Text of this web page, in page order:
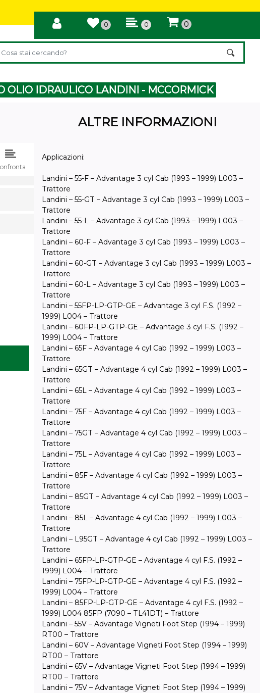
0 0 0
modifica di un filtro aggiorna automaticamente gli altri filtri disponibili.
OLIO IDRAULICO LANDINI - MCCORMICK
ALTRE INFORMAZIONI
Applicazioni:
Landini – 55-F – Advantage 3 cyl Cab (1993 – 1999) L003 –
Trattore
Landini – 55-GT – Advantage 3 cyl Cab (1993 – 1999) L003 –
Trattore
Landini – 55-L – Advantage 3 cyl Cab (1993 – 1999) L003 –
Trattore
Landini – 60-F – Advantage 3 cyl Cab (1993 – 1999) L003 –
Trattore
Landini – 60-GT – Advantage 3 cyl Cab (1993 – 1999) L003 –
Trattore
Landini – 60-L – Advantage 3 cyl Cab (1993 – 1999) L003 –
Trattore
Landini – 55FP-LP-GTP-GE – Advantage 3 cyl F.S. (1992 –
1999) L004 – Trattore
Landini – 60FP-LP-GTP-GE – Advantage 3 cyl F.S. (1992 –
1999) L004 – Trattore
Landini – 65F – Advantage 4 cyl Cab (1992 – 1999) L003 –
Trattore
Landini – 65GT – Advantage 4 cyl Cab (1992 – 1999) L003 –
Trattore
Landini – 65L – Advantage 4 cyl Cab (1992 – 1999) L003 –
Trattore
Landini – 75F – Advantage 4 cyl Cab (1992 – 1999) L003 –
Trattore
Landini – 75GT – Advantage 4 cyl Cab (1992 – 1999) L003 –
Trattore
Landini – 75L – Advantage 4 cyl Cab (1992 – 1999) L003 –
Trattore
Landini – 85F – Advantage 4 cyl Cab (1992 – 1999) L003 –
Trattore
Landini – 85GT – Advantage 4 cyl Cab (1992 – 1999) L003 –
Trattore
Landini – 85L – Advantage 4 cyl Cab (1992 – 1999) L003 –
Trattore
Landini – L95GT – Advantage 4 cyl Cab (1992 – 1999) L003 –
Trattore
Landini – 65FP-LP-GTP-GE – Advantage 4 cyl F.S. (1992 –
1999) L004 – Trattore
Landini – 75FP-LP-GTP-GE – Advantage 4 cyl F.S. (1992 –
1999) L004 – Trattore
Landini – 85FP-LP-GTP-GE – Advantage 4 cyl F.S. (1992 –
1999) L004 85FP (7090 – TL41DT) – Trattore
Landini – 55V – Advantage Vigneti Foot Step (1994 – 1999)
RT00 – Trattore
Landini – 60V – Advantage Vigneti Foot Step (1994 – 1999)
RT00 – Trattore
Landini – 65V – Advantage Vigneti Foot Step (1994 – 1999)
RT00 – Trattore
Landini – 75V – Advantage Vigneti Foot Step (1994 – 1999)